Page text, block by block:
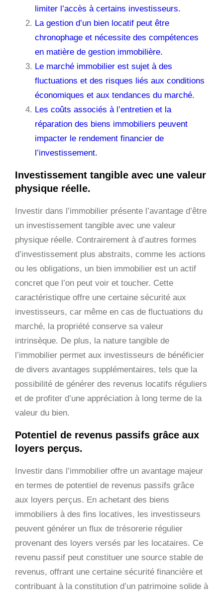
limiter l’accès à certains investisseurs.
La gestion d’un bien locatif peut être
chronophage et nécessite des compétences
en matière de gestion immobilière.
Le marché immobilier est sujet à des
fluctuations et des risques liés aux conditions
économiques et aux tendances du marché.
Les coûts associés à l’entretien et la
réparation des biens immobiliers peuvent
impacter le rendement financier de
l’investissement.
Investissement tangible avec une valeur
physique réelle.
Investir dans l’immobilier présente l’avantage d’être
un investissement tangible avec une valeur
physique réelle. Contrairement à d’autres formes
d’investissement plus abstraits, comme les actions
ou les obligations, un bien immobilier est un actif
concret que l’on peut voir et toucher. Cette
caractéristique offre une certaine sécurité aux
investisseurs, car même en cas de fluctuations du
marché, la propriété conserve sa valeur
intrinsèque. De plus, la nature tangible de
l’immobilier permet aux investisseurs de bénéficier
de divers avantages supplémentaires, tels que la
possibilité de générer des revenus locatifs réguliers
et de profiter d’une appréciation à long terme de la
valeur du bien.
Potentiel de revenus passifs grâce aux
loyers perçus.
Investir dans l’immobilier offre un avantage majeur
en termes de potentiel de revenus passifs grâce
aux loyers perçus. En achetant des biens
immobiliers à des fins locatives, les investisseurs
peuvent générer un flux de trésorerie régulier
provenant des loyers versés par les locataires. Ce
revenu passif peut constituer une source stable de
revenus, offrant une certaine sécurité financière et
contribuant à la constitution d’un patrimoine solide à